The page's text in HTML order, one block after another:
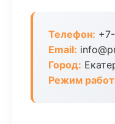
Телефон:
Email:
Город:
Режим